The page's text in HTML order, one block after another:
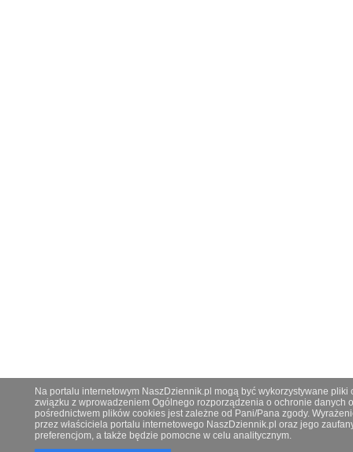
Na portalu internetowym NaszDziennik.pl mogą być wykorzystywane
związku z wprowadzeniem Ogólnego rozporządzenia o ochronie danych
pośrednictwem plików cookies jest zależne od Pani/Pana zgody.
przez właściciela portalu internetowego NaszDziennik.pl oraz jego
preferencjom, a także będzie pomocne w celu analitycznym.